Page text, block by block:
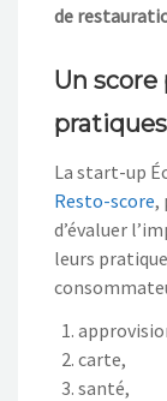
de
Un
pratiques
La start-up
Resto-score,
d’évaluer
leurs
carte,
santé,